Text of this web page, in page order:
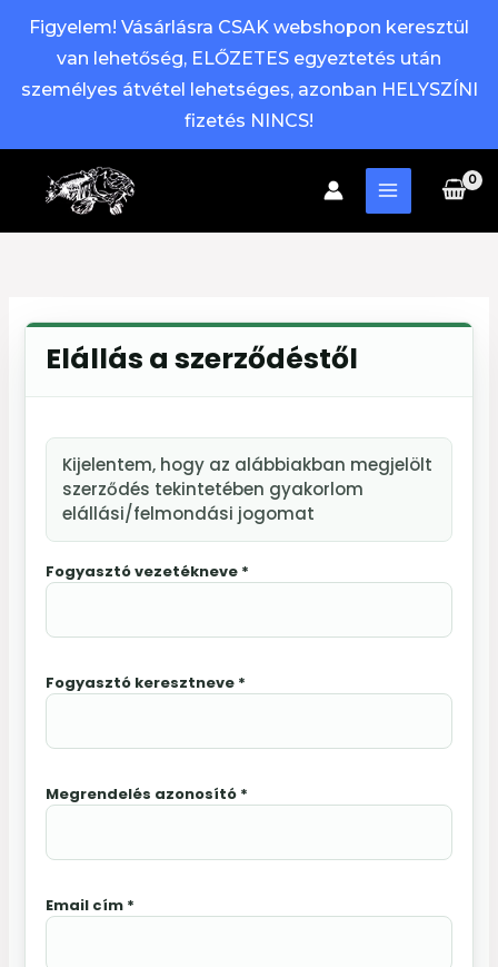
Figyelem! Vásárlásra CSAK webshopon keresztül
van lehetőség, ELŐZETES egyeztetés után
személyes átvétel lehetséges, azonban HELYSZÍNI
fizetés NINCS!
Elállás a szerződéstől
Kijelentem, hogy az alábbiakban megjelölt
szerződés tekintetében gyakorlom
elállási/felmondási jogomat
Fogyasztó vezetékneve *
Fogyasztó keresztneve *
Megrendelés azonosító *
Email cím *